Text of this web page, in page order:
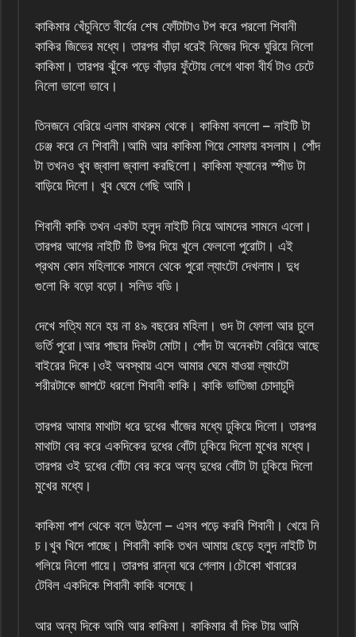
কাকিমার খেঁচুনিতে বীর্যের শেষ ফোঁটাটাও টপ করে পরলো শিবানী
কাকির জিভের মধ্যে। তারপর বাঁড়া ধরেই নিজের দিকে ঘুরিয়ে নিলো
কাকিমা। তারপর ঝুঁকে পড়ে বাঁড়ার ফুঁটোয় লেগে থাকা বীর্য টাও চেটে
নিলো ভালো ভাবে।
তিনজনে বেরিয়ে এলাম বাথরুম থেকে। কাকিমা বললো – নাইটি টা
চেঞ্জ করে নে শিবানী।আমি আর কাকিমা গিয়ে সোফায় বসলাম। পোঁদ
টা তখনও খুব জ্বালা জ্বালা করছিলো। কাকিমা ফ্যানের স্পীড টা
বাড়িয়ে দিলো। খুব ঘেমে গেছি আমি।
শিবানী কাকি তখন একটা হলুদ নাইটি নিয়ে আমদের সামনে এলো।
তারপর আগের নাইটি টি উপর দিয়ে খুলে ফেললো পুরোটা। এই
প্রথম কোন মহিলাকে সামনে থেকে পুরো ল্যাংটো দেখলাম। দুধ
গুলো কি বড়ো বড়ো। সলিড বডি।
দেখে সত্যি মনে হয় না ৪৯ বছরের মহিলা। গুদ টা ফোলা আর চুলে
ভর্তি পুরো।আর পাছার দিকটা মোটা। পোঁদ টা অনেকটা বেরিয়ে আছে
বাইরের দিকে।ওই অবস্থায় এসে আমার ঘেমে যাওয়া ল্যাংটো
শরীরটাকে জাপটে ধরলো শিবানী কাকি। কাকি ভাতিজা চোদাচুদি
তারপর আমার মাথাটা ধরে দুধের খাঁজের মধ্যে ঢুকিয়ে দিলো। তারপর
মাথাটা বের করে একদিকের দুধের বোঁটা ঢুকিয়ে দিলো মুখের মধ্যে।
তারপর ওই দুধের বোঁটা বের করে অন্য দুধের বোঁটা টা ঢুকিয়ে দিলো
মুখের মধ্যে।
কাকিমা পাশ থেকে বলে উঠলো – এসব পড়ে করবি শিবানী। খেয়ে নি
চ।খুব খিদে পাচ্ছে। শিবানী কাকি তখন আমায় ছেড়ে হলুদ নাইটি টা
গলিয়ে নিলো গায়ে। তারপর রান্না ঘরে গেলাম।চৌকো খাবারের
টেবিল একদিকে শিবানী কাকি বসেছে।
আর অন্য দিকে আমি আর কাকিমা। কাকিমার বাঁ দিক টায় আমি